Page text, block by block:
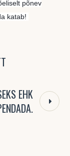
põnev
katab!
EHK